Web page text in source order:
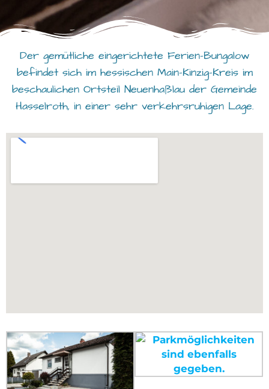
Der gemütliche eingerichtete Ferien-Bungalow
befindet sich im hessischen Main-Kinzig-Kreis im
beschaulichen Ortsteil Neuenhaßlau der Gemeinde
Hasselroth, in einer sehr verkehrsruhigen Lage.